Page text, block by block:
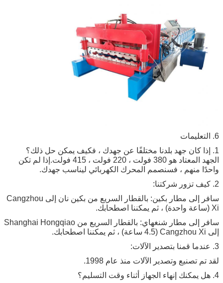
6. التعليمات
1. إذا كان جهد بلدنا مختلفًا عن جهدك ، فكيف يمكن حل ذلك؟
الجهد المعتاد هو 380 فولت ، 220 فولت ، 415 فولت.إذا لم تكن
واحدًا منهم ، فسنصمم المحرك الكهربائي ليناسب جهدك.
2. كيف تزور شركتنا:
سافر إلى مطار بكين: بالقطار السريع من بكين نان إلى Cangzhou
Xi (ساعة واحدة) ، ثم يمكننا اصطحابك.
سافر إلى مطار شنغهاي: بالقطار السريع من Shanghai Hongqiao
إلى Cangzhou Xi (4.5 ساعة) ، ثم يمكننا اصطحابك.
3. عندما قمنا بتصدير الآلات:
لقد تم تصنيع وتصدير الآلات منذ عام 1998.
4. هل يمكنك إنهاء الجهاز أثناء وقت التسليم؟